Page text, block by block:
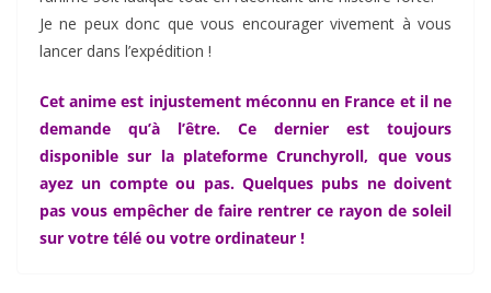
Je ne peux donc que vous encourager vivement à vous
lancer dans l’expédition !
Cet anime est injustement méconnu en France et il ne
demande qu’à l’être. Ce dernier est toujours
disponible sur la plateforme Crunchyroll, que vous
ayez un compte ou pas. Quelques pubs ne doivent
pas vous empêcher de faire rentrer ce rayon de soleil
sur votre télé ou votre ordinateur !